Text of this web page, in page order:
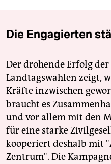
Die Engagierten
Der drohende Erfolg
Landtagswahlen zeigt,
Kräfte inzwischen
braucht es
und vor allem mit den
für eine starke
kooperiert deshalb mit
Zentrum". Die